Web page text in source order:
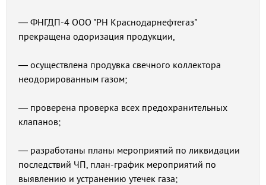
— ФНГДП-4 ООО "РН Краснодарнефтегаз"
прекращена одоризация продукции,
— осуществлена продувка свечного коллектора
неодорированным газом;
— проверена проверка всех предохранительных
клапанов;
— разработаны планы мероприятий по ликвидации
последствий ЧП, план-график мероприятий по
выявлению и устранению утечек газа;